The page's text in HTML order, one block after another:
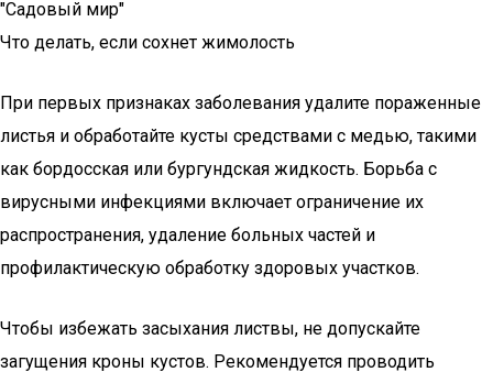
"Садовый мир"
Что делать, если сохнет жимолость
При первых признаках заболевания удалите пораженные
листья и обработайте кусты средствами с медью, такими
как бордосская или бургундская жидкость. Борьба с
вирусными инфекциями включает ограничение их
распространения, удаление больных частей и
профилактическую обработку здоровых участков.
Чтобы избежать засыхания листвы, не допускайте
загущения кроны кустов. Рекомендуется проводить